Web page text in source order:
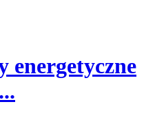
energetyczne